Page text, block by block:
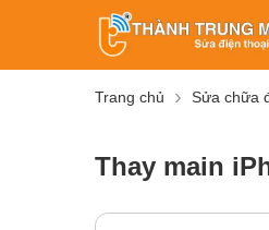
Trang chủ Sửa chữa
Thay main